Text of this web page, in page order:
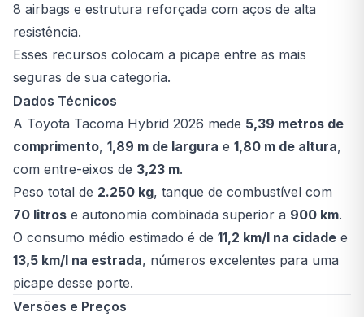
8 airbags e estrutura reforçada com aços de alta
resistência.
Esses recursos colocam a picape entre as mais
seguras de sua categoria.
Dados Técnicos
A Toyota Tacoma Hybrid 2026 mede 5,39 metros de
comprimento, 1,89 m de largura e 1,80 m de altura,
com entre-eixos de 3,23 m.
Peso total de 2.250 kg, tanque de combustível com
70 litros e autonomia combinada superior a 900 km.
O consumo médio estimado é de 11,2 km/l na cidade e
13,5 km/l na estrada, números excelentes para uma
picape desse porte.
Versões e Preços